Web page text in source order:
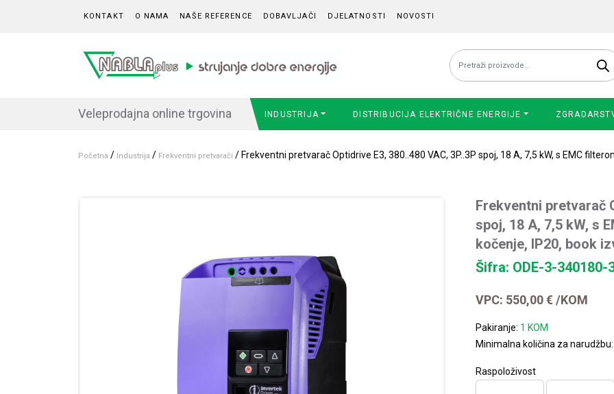
KONTAKT O NAMA NAŠE REFERENCE DOBAVLJAČI DJELATNOSTI NOVOSTI
Pretraži:
Veleprodajna online trgovina INDUSTRIJA DISTRIBUCIJA ELEKTRIČNE ENERGIJE
Početna / Industrija / Frekventni pretvarači / Frekventni pretvarač Optidrive E3, 380..480 VAC, 3P..3P spoj, 18 A, 7,5 kW, s EMC
Frekventni pretvarač
spoj, 18 A, 7,5 kW, s
kočenje, IP20, book
Šifra: ODE-3-340180-
VPC: 550,00€ /KOM
Pakiranje: 1 KOM
Minimalna količina za narudžbu:
Raspoloživost